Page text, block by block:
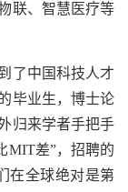
联、智慧医疗等
了中国科技人才
毕业生，博士论
归来学者手把手
MIT差”，招聘的
在全球绝对是第